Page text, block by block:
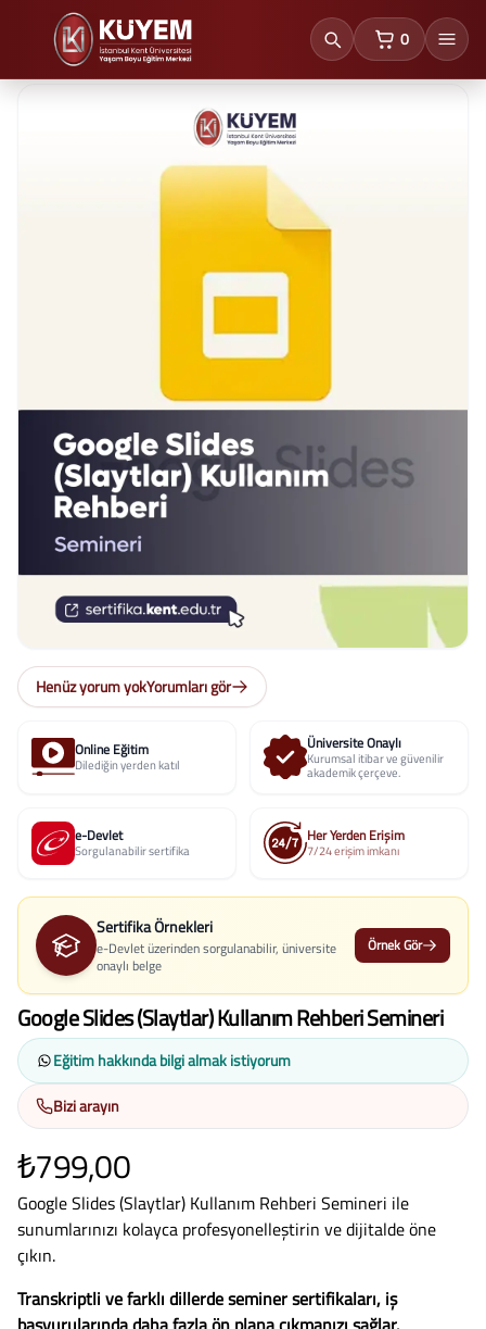
0
sepetteki
Henüz yorum yokYorumları gör
Online Eğitim
Dilediğin yerden katıl
Üniversite Onaylı
Kurumsal itibar ve güvenilir
akademik çerçeve.
e-Devlet
Sorgulanabilir sertifika
Her Yerden Erişim
7/24 erişim imkanı
Sertifika Örnekleri
e-Devlet üzerinden sorgulanabilir, üniversite
onaylı belge
Örnek Gör
Google Slides (Slaytlar) Kullanım Rehberi Semineri
Eğitim hakkında bilgi almak istiyorum
Bizi arayın
₺799,00
Google Slides (Slaytlar) Kullanım Rehberi Semineri ile
sunumlarınızı kolayca profesyonelleştirin ve dijitalde öne
çıkın.
Transkriptli ve farklı dillerde seminer sertifikaları, iş